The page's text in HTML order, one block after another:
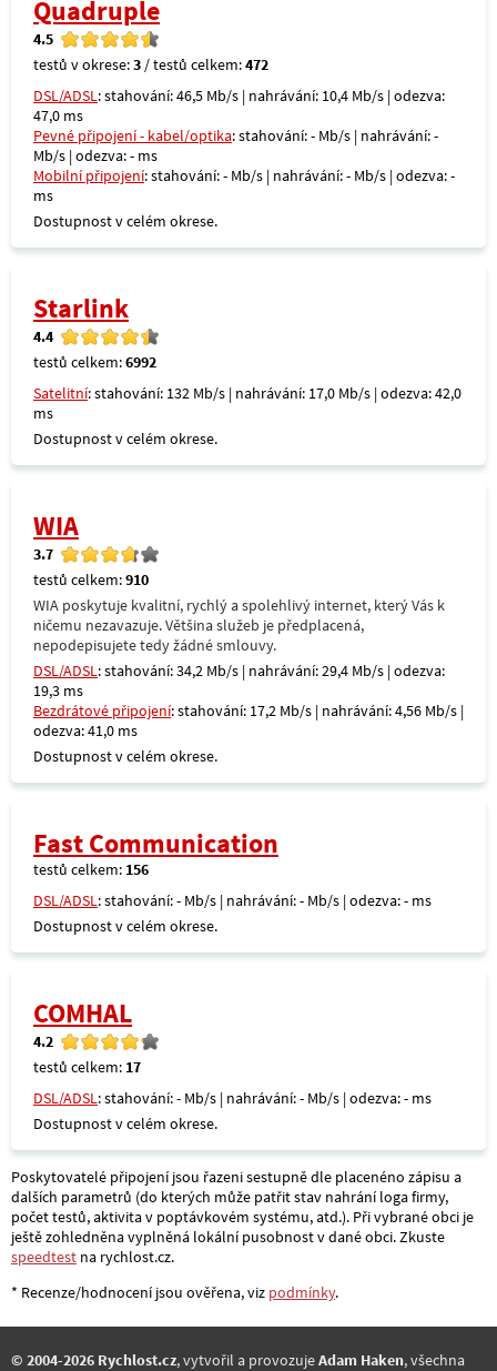
Quadruple
4.5
testů v okrese:3 / testů celkem:472
DSL/ADSL: stahování: 46,5 Mb/s | nahrávání: 10,4 Mb/s | odezva:
47,0 ms
Pevné připojení - kabel/optika: stahování: - Mb/s | nahrávání: -
Mb/s | odezva: - ms
Mobilní připojení: stahování: - Mb/s | nahrávání: - Mb/s | odezva: -
ms
Dostupnost v celém okrese.
Starlink
4.4
testů celkem:6992
Satelitní: stahování: 132 Mb/s | nahrávání: 17,0 Mb/s | odezva: 42,0
ms
Dostupnost v celém okrese.
WIA
3.7
testů celkem:910
WIA poskytuje kvalitní, rychlý a spolehlivý internet, který Vás k
ničemu nezavazuje. Většina služeb je předplacená,
nepodepisujete tedy žádné smlouvy.
DSL/ADSL: stahování: 34,2 Mb/s | nahrávání: 29,4 Mb/s | odezva:
19,3 ms
Bezdrátové připojení: stahování: 17,2 Mb/s | nahrávání: 4,56 Mb/s |
odezva: 41,0 ms
Dostupnost v celém okrese.
Fast Communication
testů celkem: 156
DSL/ADSL: stahování: - Mb/s | nahrávání: - Mb/s | odezva: - ms
Dostupnost v celém okrese.
COMHAL
4.2
testů celkem: 17
DSL/ADSL: stahování: - Mb/s | nahrávání: - Mb/s | odezva: - ms
Dostupnost v celém okrese.
Poskytovatelé připojení jsou řazeni sestupně dle placenéno zápisu a
dalších parametrů (do kterých může patřit stav nahrání loga firmy,
počet testů, aktivita v poptávkovém systému, atd.). Při vybrané obci je
ještě zohledněna vyplněná lokální pusobnost v dané obci. Zkuste
speedtest na rychlost.cz.
* Recenze/hodnocení jsou ověřena, viz podmínky.
© 2004-2026 Rychlost.cz, vytvořil a provozujeAdam Haken, všechna